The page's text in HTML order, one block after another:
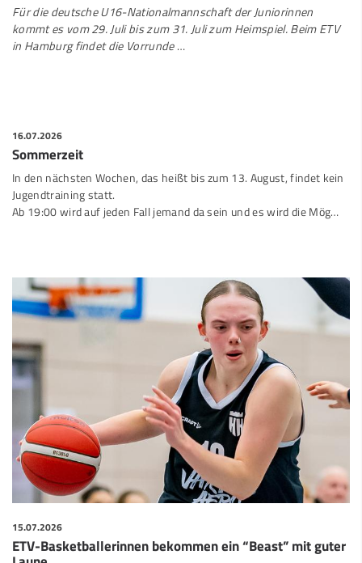
Für die deutsche U16-Nationalmannschaft der Juniorinnen
kommt es vom 29. Juli bis zum 31. Juli zum Heimspiel. Beim ETV
in Hamburg findet die Vorrunde…
16.07.2026
Sommerzeit
In den nächsten Wochen, das heißt bis zum 13. August, findet kein
Jugendtraining statt.
Ab 19:00 wird auf jeden Fall jemand da sein und es wird die Mög…
15.07.2026
ETV-Basketballerinnen bekommen ein “Beast” mit guter